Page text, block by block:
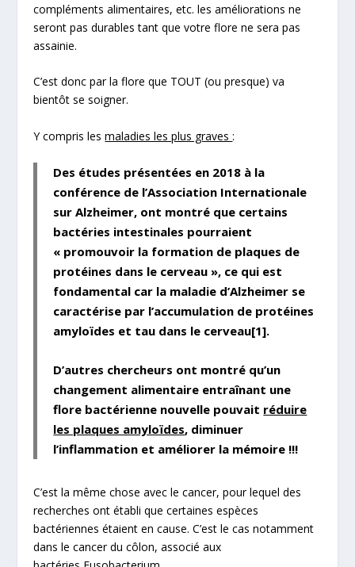
compléments alimentaires, etc. les améliorations ne
seront pas durables tant que votre flore ne sera pas
assainie.
C’est donc par la flore que TOUT (ou presque) va
bientôt se soigner.
Y compris lesmaladies les plus graves:
Des études présentées en 2018 à la
conférence de l’Association Internationale
sur Alzheimer, ont montré que certains
bactéries intestinales pourraient
« promouvoir la formation de plaques de
protéines dans le cerveau », ce qui est
fondamental car la maladie d’Alzheimer se
caractérise par l’accumulation de protéines
amyloïdes et tau dans le cerveau[1].
D’autres chercheurs ont montré qu’un
changement alimentaire entraînant une
flore bactérienne nouvelle pouvait réduire
les plaques amyloïdes, diminuer
l’inflammation et améliorer la mémoire !!!
C’est la même chose avec le cancer, pour lequel des
recherches ont établi que certaines espèces
bactériennes étaient en cause. C’est le cas notamment
dans le cancer du côlon, associé aux